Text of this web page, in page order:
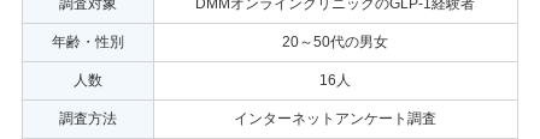
調査対象 DMMオンラインクリニックのGLP-1経験者
年齢・性別 20～50代の男女
人数 16人
調査方法 インターネットアンケート調査